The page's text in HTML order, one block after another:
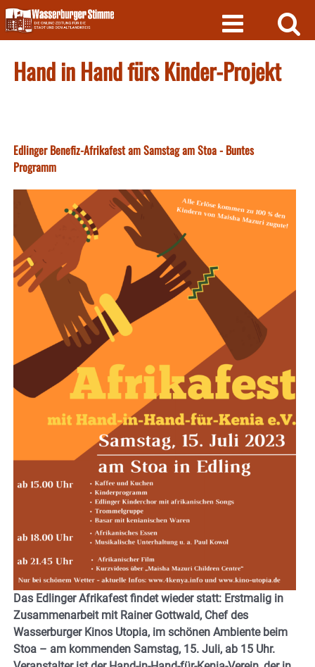
Skip
to
content
Hand in Hand fürs Kinder-Projekt
Edlinger Benefiz-Afrikafest am Samstag am Stoa - Buntes
Programm
Das Edlinger Afrikafest findet wieder statt: Erstmalig in
Zusammenarbeit mit Rainer Gottwald, Chef des
Wasserburger Kinos Utopia, im schönen Ambiente beim
Stoa – am kommenden Samstag, 15. Juli, ab 15 Uhr.